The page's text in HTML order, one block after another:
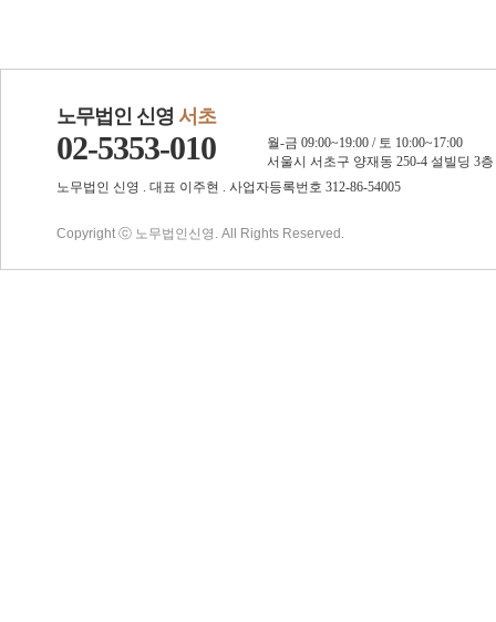
노무법인 신영 서초
02-5353-010
월-금 09:00~19:00 / 토 10:00~17:00
서울시 서초구 양재동 250-4 설빌딩 3층
노무법인 신영 . 대표 이주현 . 사업자등록번호 312-86-54005
Copyright ⓒ 노무법인신영. All Rights Reserved.